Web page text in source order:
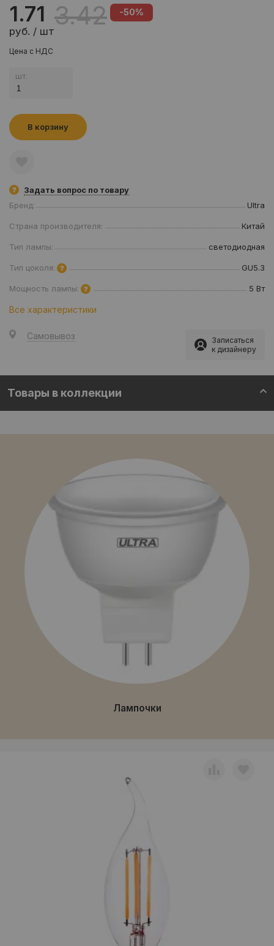
1.71
руб. / шт
3.42 -50%
Цена с НДС
шт.
В корзину
Задать вопрос по товару
Бренд:
Ultra
Страна производителя: Китай
Тип лампы: светодиодная
Тип цоколя: GU5.3
Мощность лампы: 5 Вт
Все характеристики
Самовывоз
Записаться
к дизайнеру
Товары в коллекции
Лампочки